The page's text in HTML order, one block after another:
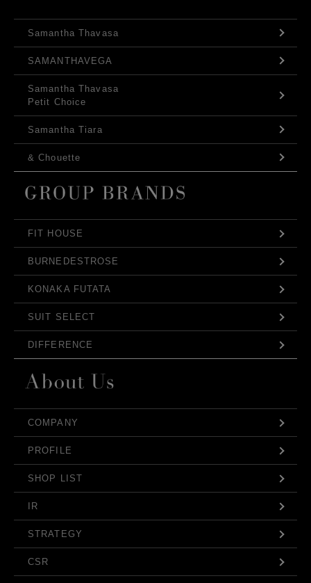
Samantha Thavasa
SAMANTHAVEGA
Samantha Thavasa
Petit Choice
Samantha Tiara
& Chouette
FIT HOUSE
BURNEDESTROSE
KONAKA FUTATA
SUIT SELECT
DIFFERENCE
COMPANY
PROFILE
SHOP LIST
IR
STRATEGY
CSR